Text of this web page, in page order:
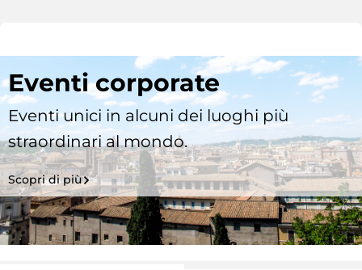
Eventi corporate
Eventi unici in alcuni dei luoghi più
straordinari al mondo.
Scopri di più